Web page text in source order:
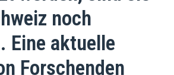
noch
Eine aktuelle
Forschenden